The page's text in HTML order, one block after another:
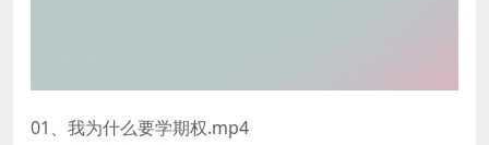
01、我为什么要学期权.mp4